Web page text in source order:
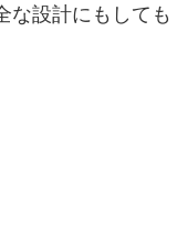
な設計にもしても